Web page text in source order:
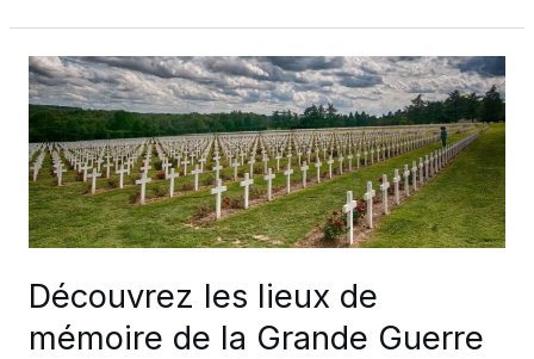
de
voyage
autour
du
tourisme
de
mémoire
?
Découvrez les lieux de
mémoire de la Grande Guerre